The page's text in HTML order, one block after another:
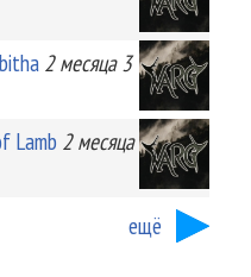
2 месяца 3
Lamb 2 месяца
ещё